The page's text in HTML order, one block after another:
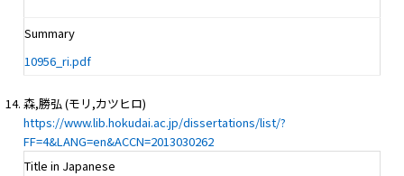
Summary
10956_ri.pdf
森,勝弘 (モリ,カツヒロ)
https://www.lib.hokudai.ac.jp/dissertations/list/?
FF=4&LANG=en&ACCN=2013030262
Title in Japanese